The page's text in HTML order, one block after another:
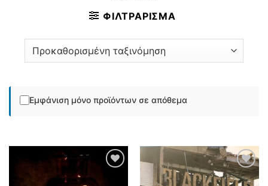
ΦΙΛΤΡΆΡΙΣΜΑ
Εμφάνιση μόνο προϊόντων σε απόθεμα
Προσθήκη
Προσθήκη